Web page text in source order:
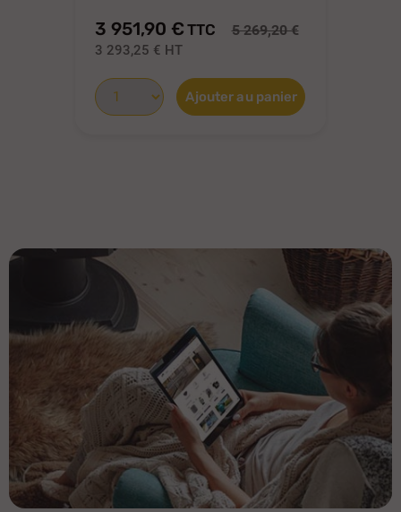
3 951,90 € TTC 5 269,20 €
3 293,25 € HT
Ajouter au panier